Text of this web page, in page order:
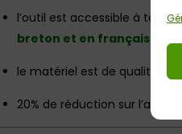
l’outil est accessible à tous
breton et en français
le matériel est de qualité
20% de réduction sur